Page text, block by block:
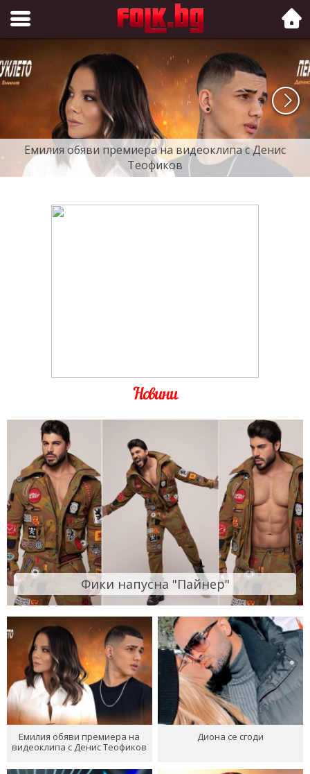
Folk.bg
Емилия обяви премиера на видеоклипа с Денис
Теофиков
Новини
Фики напусна "Пайнер"
Емилия обяви премиера на
видеоклипа с Денис Теофиков
Диона се сгоди